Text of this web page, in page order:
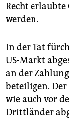
Recht erlaubte
werden.
In der Tat
US-Markt
an der
beteiligen. Der
wie auch vor
Drittländer